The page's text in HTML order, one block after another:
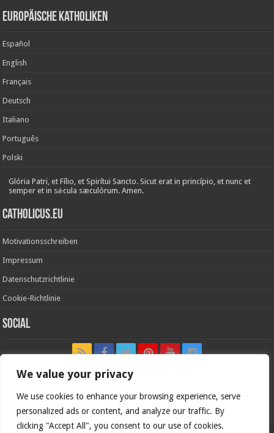
We value your privacy
We use cookies to enhance your browsing experience, serve
personalized ads or content, and analyze our traffic. By
clicking "Accept All", you consent to our use of cookies.
Europäische Katholiken
Español
English
Français
Deutsch
Italiano
Português
Polski
Glória Patri, et Fílio, et Spirítui Sancto. Sicut erat in princípio, et nunc et
semper et in sǽcula sæculórum. Amen.
Catholicus.eu
Motivationsschreiben
Impressum
Datenschutzrichtlinie
Cookie-Richtlinie
Social
In nómine Patris, et Fílii, et Spíritus Sancti. Amen.